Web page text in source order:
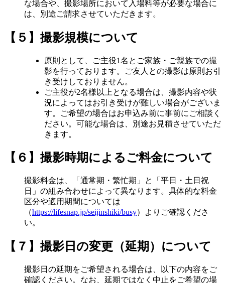
な場合や、撮影場所において入場料等が必要な場合に
は、別途ご請求させていただきます。
【５】撮影規模について
原則として、ご主役1名とご家族・ご親族での撮
影を行っております。ご友人との撮影は原則お引
き受けしておりません。
ご主役が2名様以上となる場合は、撮影内容や状
況によってはお引き受けが難しい場合がございま
す。ご希望の場合はお申込み前に事前にご相談く
ださい。可能な場合は、別途お見積させていただ
きます。
【６】撮影時期によるご料金について
撮影料金は、「通常期・繁忙期」と「平日・土日祝
日」の組み合わせによって異なります。具体的な料金
区分や適用期間については
（https://lifesnap.jp/seijinshiki/busy）よりご確認くださ
い。
【７】撮影日の変更（延期）について
撮影日の延期をご希望される場合は、以下の内容をご
確認ください。なお、延期ではなく中止をご希望の場